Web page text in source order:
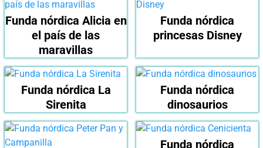
Funda nórdica Alicia en
el país de las
maravillas
Funda nórdica
princesas Disney
Funda nórdica La
Sirenita
Funda nórdica
dinosaurios
Funda nórdica